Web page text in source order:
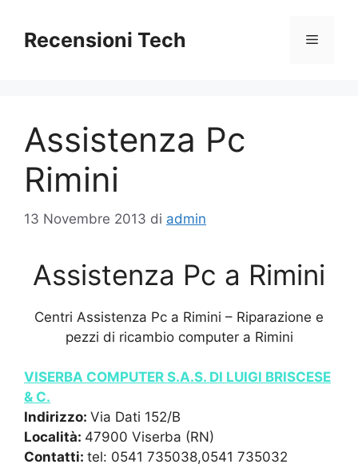
contenuto
Recensioni Tech Menu
Assistenza Pc
Rimini
13 Novembre 2013 di admin
Assistenza Pc a Rimini
Centri Assistenza Pc a Rimini – Riparazione e
pezzi di ricambio computer a Rimini
VISERBA COMPUTER S.A.S. DI LUIGI BRISCESE
& C.
Indirizzo: Via Dati 152/B
Località: 47900 Viserba (RN)
Contatti: tel: 0541 735038,0541 735032